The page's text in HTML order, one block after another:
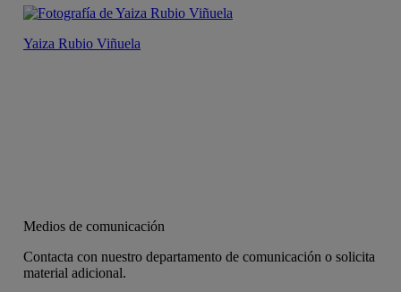
Yaiza Rubio Viñuela
Medios de comunicación
Contacta con nuestro departamento de comunicación o solicita
material adicional.